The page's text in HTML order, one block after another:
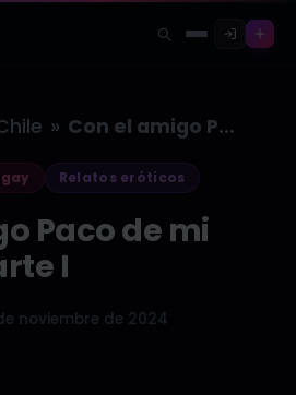
» Con el amigo Paco de mi…
Relatos eróticos
Paco de mi
I
noviembre de 2024